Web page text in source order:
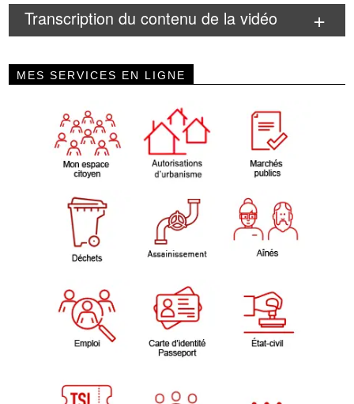
Transcription du contenu de la vidéo
MES SERVICES EN LIGNE